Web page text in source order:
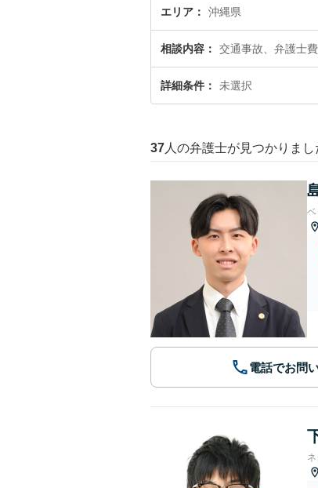
護士を検索したい』『初回相談無料
エリア 沖縄県
相談内容 交通事故、弁護士
詳細条件 未選択
37 人の弁護士が見つかりまし
電話でお問